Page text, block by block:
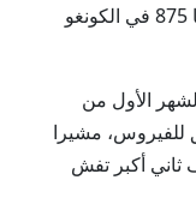
عدد الإصابات المؤكدة إلى 894 حالة، بينها 875 في الكونغو
الأول من
للفيروس، مشيرا
ثاني أكبر تفش